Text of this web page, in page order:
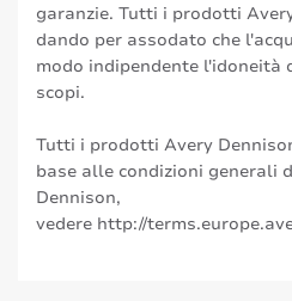
garanzie. Tutti i prodotti
dando per assodato che
modo indipendente
scopi.
Tutti i prodotti Avery
base alle condizioni generali
Dennison,
vedere http://